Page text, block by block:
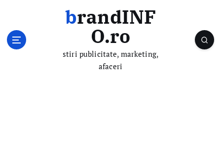
brandINF
O.ro
stiri publicitate, marketing,
afaceri